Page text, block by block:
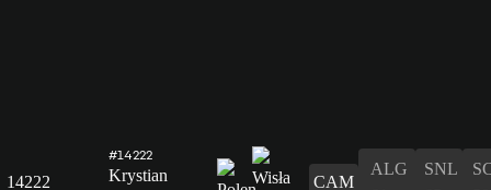
14222
#14222
Krystian
CAM
ALG
SNL